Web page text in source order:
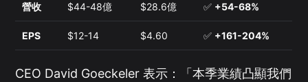
營收 $44-48億 $28.6億 ✅ +54-68%
EPS $12-14 $4.60 ✅ +161-204%
CEO David Goeckeler 表示：「本季業績凸顯我們